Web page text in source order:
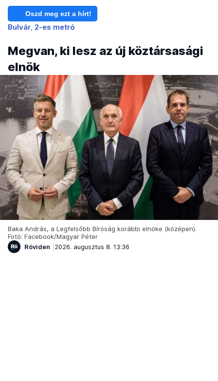
Oszd meg ezt a hírt!
Bulvár 2-es metró
Megvan, ki lesz az új köztársasági
elnök
Baka András, a Legfelsőbb Bíróság korábbi elnöke (középen).
Fotó: Facebook/Magyar Péter
Röviden
2026. augusztus 8. 13:36